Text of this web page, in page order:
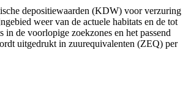
depositiewaarden (KDW) voor verzuring
weer van de actuele habitats en de tot
in de voorlopige zoekzones en het passend
uitgedrukt in zuurequivalenten (ZEQ) per